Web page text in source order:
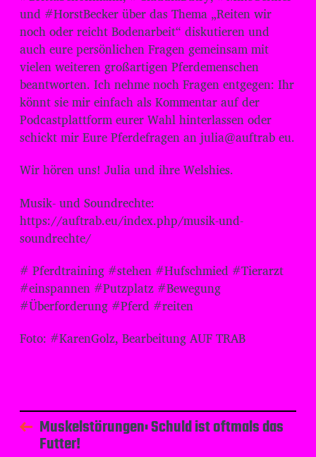
und #HorstBecker über das Thema „Reiten wir
noch oder reicht Bodenarbeit“ diskutieren und
auch eure persönlichen Fragen gemeinsam mit
vielen weiteren großartigen Pferdemenschen
beantworten. Ich nehme noch Fragen entgegen: Ihr
könnt sie mir einfach als Kommentar auf der
Podcastplattform eurer Wahl hinterlassen oder
schickt mir Eure Pferdefragen an julia@auftrab eu.
Wir hören uns! Julia und ihre Welshies.
Musik- und Soundrechte:
⁠⁠⁠⁠⁠⁠⁠⁠⁠⁠⁠⁠⁠⁠⁠⁠⁠⁠⁠⁠⁠https://auftrab.eu/index.php/musik-und-
soundrechte/
# Pferdtraining #stehen #Hufschmied #Tierarzt
#einspannen #Putzplatz #Bewegung
#Überforderung #Pferd #reiten
Foto: #KarenGolz, Bearbeitung AUF TRAB
Muskelstörungen: Schuld ist oftmals das
Futter!